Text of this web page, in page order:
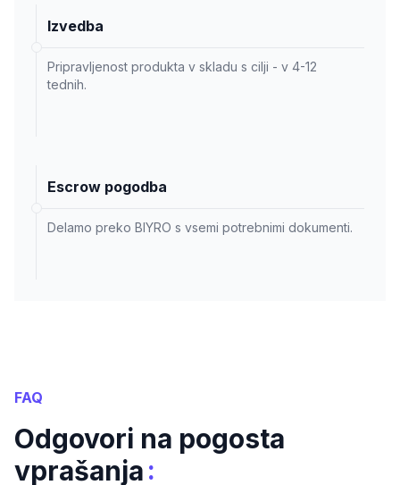
Izvedba
Pripravljenost produkta v skladu s cilji - v 4-12
tednih.
Escrow pogodba
Delamo preko BIYRO s vsemi potrebnimi dokumenti.
FAQ
Odgovori na pogosta
vprašanja: